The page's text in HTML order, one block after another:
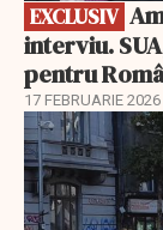
EXCLUSIV
interviu.
pentru
17 FEBRUARIE 2026